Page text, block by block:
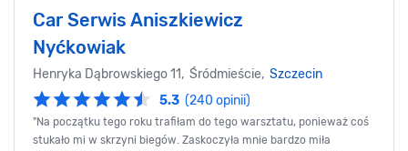
Car Serwis Aniszkiewicz
Nyćkowiak
Henryka Dąbrowskiego 11, Śródmieście, Szczecin
5.3 (240 opinii)
"Na początku tego roku trafiłam do tego warsztatu, ponieważ coś
stukało mi w skrzyni biegów. Zaskoczyła mnie bardzo miła